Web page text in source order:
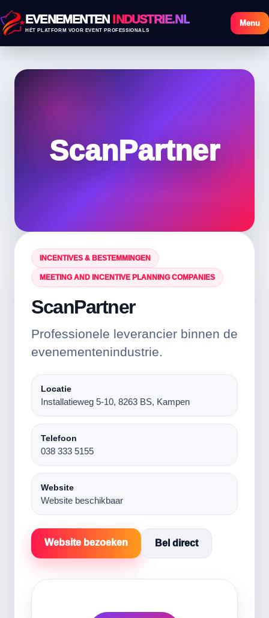
EVENEMENTEN INDUSTRIE.NL
HÉT PLATFORM VOOR EVENT PROFESSIONALS
Menu
ScanPartner
INCENTIVES & BESTEMMINGEN
MEETING AND INCENTIVE PLANNING COMPANIES
ScanPartner
Professionele leverancier binnen de
evenementenindustrie.
Locatie
Installatieweg 5-10, 8263 BS, Kampen
Telefoon
038 333 5155
Website
Website beschikbaar
Website bezoeken Bel direct